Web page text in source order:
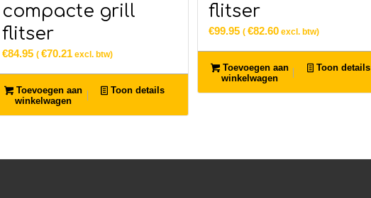
compacte grill
flitser
€84.95 (€70.21 excl. btw)
Toevoegen aan
winkelwagen
Toon details
flitser
€99.95 ( €82.60excl. btw)
Toevoegen aan
winkelwagen
Toon details